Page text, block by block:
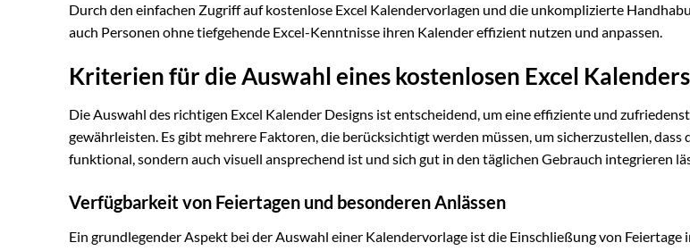
Durch den einfachen Zugriff auf kostenlose Excel Kalendervorlagen und die unkomplizierte
auch Personen ohne tiefgehende Excel-Kenntnisse ihren Kalender effizient nutzen und anpassen.
Kriterien für die Auswahl eines kostenlosen Excel Kalenders
Die Auswahl des richtigen Excel Kalender Designs ist entscheidend, um eine effiziente und
gewährleisten. Es gibt mehrere Faktoren, die berücksichtigt werden müssen, um sicherzustellen,
funktional, sondern auch visuell ansprechend ist und sich gut in den täglichen Gebrauch integrieren
Verfügbarkeit von Feiertagen und besonderen Anlässen
Ein grundlegender Aspekt bei der Auswahl einer Kalendervorlage ist die Einschließung von Feiertage